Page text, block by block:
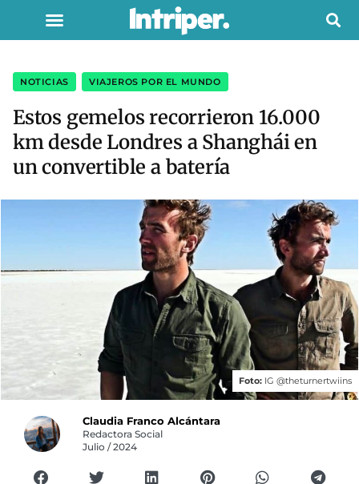
NOTICIAS VIAJEROS POR EL MUNDO
Estos gemelos recorrieron 16.000
km desde Londres a Shanghái en
un convertible a batería
Foto: IG @theturnertwiins
Claudia Franco Alcántara
Redactora Social
Julio / 2024